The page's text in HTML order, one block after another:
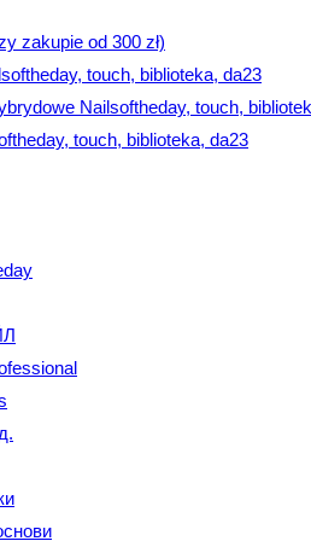
zakupie od 300 zł)
touch, biblioteka, da23
Nailsoftheday, touch,
touch, biblioteka, da23